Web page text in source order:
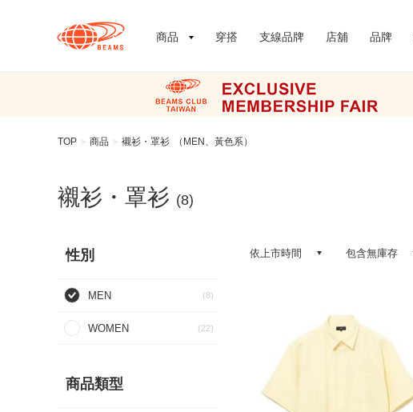
商品 穿搭 支線品牌 店舖 品牌
TOP > 商品 > 襯衫・罩衫 （MEN、黃色系）
襯衫・罩衫 (8)
性別
MEN (8)
WOMEN (22)
商品類型
依上市時間 包含無庫存